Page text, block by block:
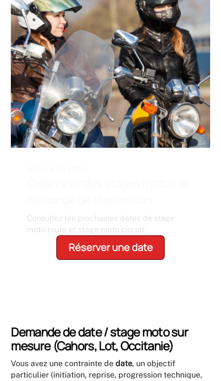
Consultez les prochaines dates de stage
moto route et stage moto circuit.
Réserver une date
Demande de date / stage moto sur
mesure (Cahors, Lot, Occitanie)
Vous avez une contrainte dedate, un objectif
particulier (initiation, reprise, progression technique,